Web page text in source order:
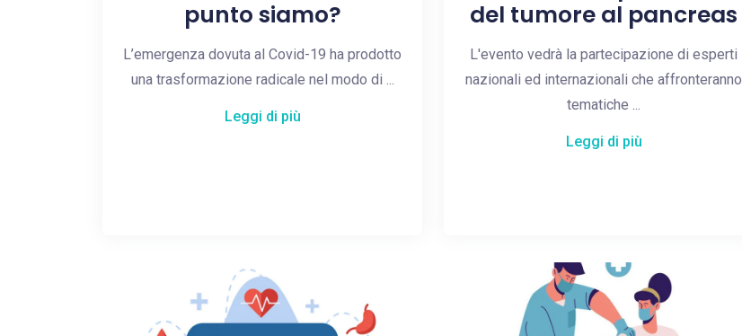
punto siamo?
L’emergenza dovuta al Covid-19 ha prodotto
una trasformazione radicale nel modo di ...
Leggi di più
del tumore al pancreas
L'evento vedrà la partecipazione di esperti
nazionali ed internazionali che affronteranno
tematiche ...
Leggi di più